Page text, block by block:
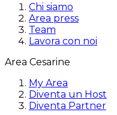
Chi siamo
Area press
Team
Lavora con noi
Area Cesarine
My Area
Diventa un Host
Diventa Partner